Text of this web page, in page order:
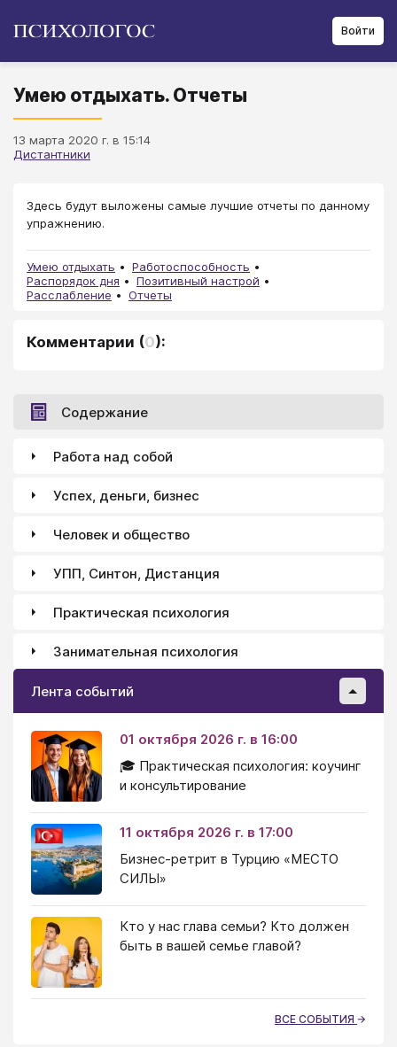
Войти
Умею отдыхать. Отчеты
13 марта 2020 г. в 15:14
Дистантники
Здесь будут выложены самые лучшие отчеты по данному
упражнению.
Умею отдыхать
Работоспособность
Распорядок дня
Позитивный настрой
Расслабление
Отчеты
Комментарии (0):
Содержание
Работа над собой
Успех, деньги, бизнес
Человек и общество
УПП, Синтон, Дистанция
Практическая психология
Занимательная психология
Лента событий
01 октября 2026 г. в 16:00
🎓 Практическая психология: коучинг
и консультирование
11 октября 2026 г. в 17:00
Бизнес-ретрит в Турцию «МЕСТО
СИЛЫ»
Кто у нас глава семьи? Кто должен
быть в вашей семье главой?
ВСЕ СОБЫТИЯ